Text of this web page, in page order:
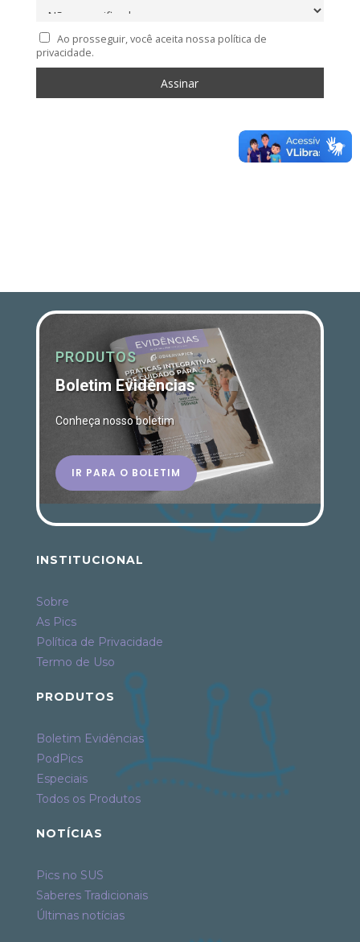
Ao prosseguir, você aceita nossa política de
privacidade.
PRODUTOS
Boletim Evidências
Conheça nosso boletim
IR PARA O BOLETIM
INSTITUCIONAL
Sobre
As Pics
Política de Privacidade
Termo de Uso
PRODUTOS
Boletim Evidências
PodPics
Especiais
Todos os Produtos
NOTÍCIAS
Pics no SUS
Saberes Tradicionais
Últimas notícias